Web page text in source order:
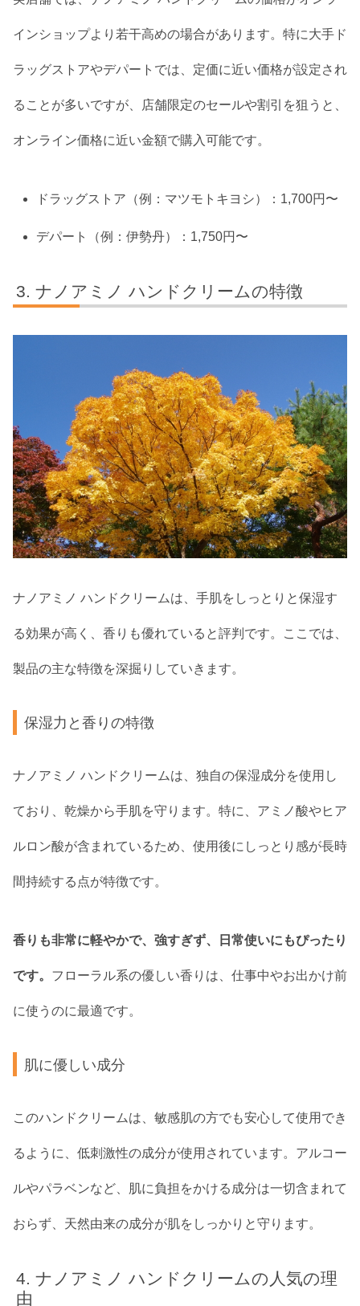
インショップより若干高めの場合があります。特に大手ド
ラッグストアやデパートでは、定価に近い価格が設定され
ることが多いですが、店舗限定のセールや割引を狙うと、
オンライン価格に近い金額で購入可能です。
ドラッグストア（例：マツモトキヨシ）：1,700円〜
デパート（例：伊勢丹）：1,750円〜
ナノアミノ ハンドクリームの特徴
ナノアミノ ハンドクリームは、手肌をしっとりと保湿す
る効果が高く、香りも優れていると評判です。ここでは、
製品の主な特徴を深掘りしていきます。
保湿力と香りの特徴
ナノアミノ ハンドクリームは、独自の保湿成分を使用し
ており、乾燥から手肌を守ります。特に、アミノ酸やヒア
ルロン酸が含まれているため、使用後にしっとり感が長時
間持続する点が特徴です。
香りも非常に軽やかで、強すぎず、日常使いにもぴったり
です。 フローラル系の優しい香りは、仕事中やお出かけ前
に使うのに最適です。
肌に優しい成分
このハンドクリームは、敏感肌の方でも安心して使用でき
るように、低刺激性の成分が使用されています。アルコー
ルやパラベンなど、肌に負担をかける成分は一切含まれて
おらず、天然由来の成分が肌をしっかりと守ります。
ナノアミノ ハンドクリームの人気の理
由